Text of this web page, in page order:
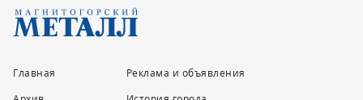
Главная
Реклама и объявления